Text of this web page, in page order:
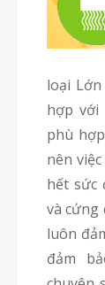
loại
hợp với
phù
nên
hết sức
và cứng
luôn
đảm